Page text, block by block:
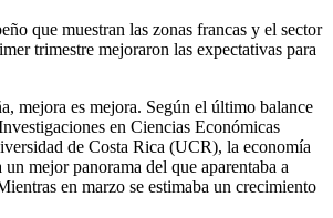
que muestran las zonas francas y el sector
trimestre mejoraron las expectativas para
mejora es mejora. Según el último balance
en Ciencias Económicas
de Costa Rica (UCR), la economía
un mejor panorama del que aparentaba a
en marzo se estimaba un crecimiento